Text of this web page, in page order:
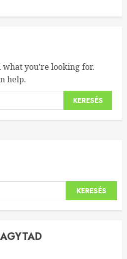
what you’re looking for.
help.
KERESÉS